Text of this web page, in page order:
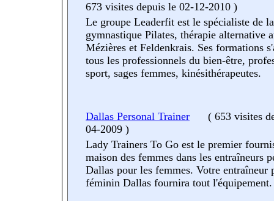
673 visites depuis le 02-12-2010 )
Le groupe Leaderfit est le spécialiste de la
gymnastique Pilates, thérapie alternative
Mézières et Feldenkrais. Ses formations
tous les professionnels du bien-être,
sport, sages femmes, kinésithérapeutes.
Dallas Personal Trainer ( 653 visites
04-2009 )
Lady Trainers To Go est le premier
maison des femmes dans les entraîneurs
Dallas pour les femmes. Votre entraîneur
féminin Dallas fournira tout l'équipement.